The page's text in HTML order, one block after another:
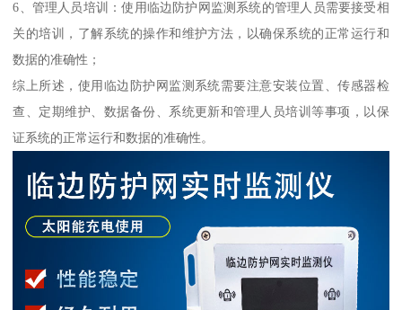
6、管理人员培训：使用临边防护网监测系统的管理人员需要接受相
关的培训，了解系统的操作和维护方法，以确保系统的正常运行和
数据的准确性；
综上所述，使用临边防护网监测系统需要注意安装位置、传感器检
查、定期维护、数据备份、系统更新和管理人员培训等事项，以保
证系统的正常运行和数据的准确性。